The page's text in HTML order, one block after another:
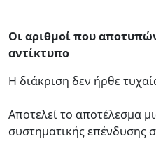
Οι αριθμοί που
αντίκτυπο
Η διάκριση δεν ήρθε
Αποτελεί το αποτέλεσμα
συστηματικής επένδυσης